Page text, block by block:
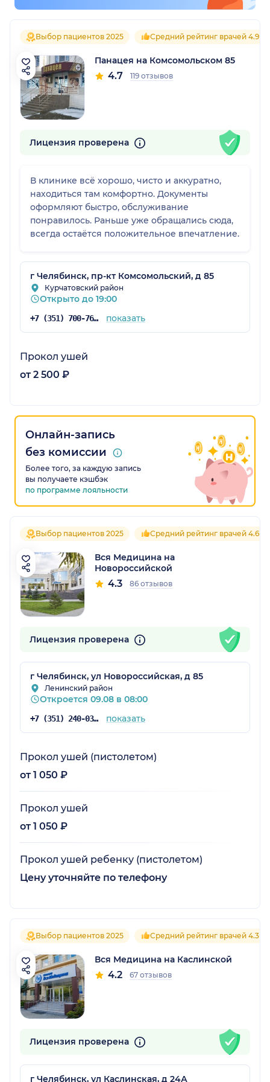
Выбор пациентов 2025 Средний рейтинг врачей 4.9
Панацея на Комсомольском 85
4.7 119 отзывов
Лицензия проверена
В клинике всё хорошо, чисто и аккуратно,
находиться там комфортно. Документы
оформляют быстро, обслуживание
понравилось. Раньше уже обращались сюда,
всегда остаётся положительное впечатление.
г Челябинск, пр-кт Комсомольский, д 85
Курчатовский район
Открыто до 19:00
+7 (351) 700-76-06 показать
Прокол ушей
от 2 500 ₽
Онлайн-запись
без комиссии
Более того, за каждую запись
вы получаете кэшбэк
по программе лояльности
Выбор пациентов 2025 Средний рейтинг врачей 4.6
Вся Медицина на
Новороссийской
4.3 86 отзывов
Лицензия проверена
г Челябинск, ул Новороссийская, д 85
Ленинский район
Откроется 09.08 в 08:00
+7 (351) 240-03-03 показать
Прокол ушей (пистолетом)
от 1 050 ₽
Прокол ушей
от 1 050 ₽
Прокол ушей ребенку (пистолетом)
Цену уточняйте по телефону
Выбор пациентов 2025 Средний рейтинг врачей 4.3
Вся Медицина на Каслинской
4.2 67 отзывов
Лицензия проверена
г Челябинск, ул Каслинская, д 24А